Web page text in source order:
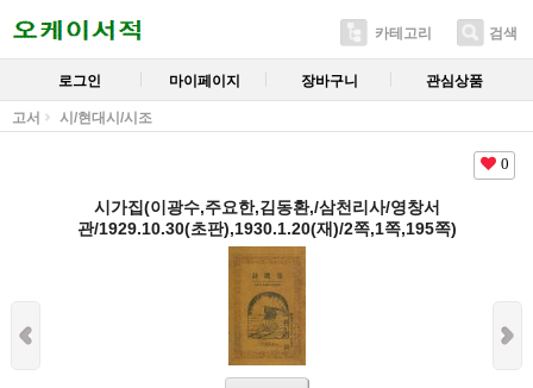
카테고리 검색
로그인 마이페이지 장바구니 관심상품
고서 시/현대시/시조
0
시가집(이광수,주요한,김동환,/삼천리사/영창서
관/1929.10.30(초판),1930.1.20(재)/2쪽,1쪽,195쪽)